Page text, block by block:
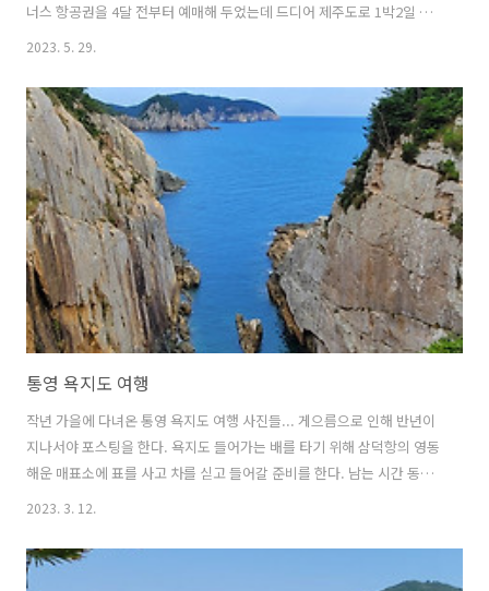
너스 항공권을 4달 전부터 예매해 두었는데 드디어 제주도로 1박2일 여
행을 다녀왔다. 오랜만에 비행기 창가에서 예쁜 구름 사진도 찍어주고...
행기를 타고 갔기 때문에 아침식사부터 해결하러 골막식당에서 고기국
수를 먹었다. 처음으로 들린 곳은 곽지해수욕장. 에메랄드빛 푸른 바다를
보니 약간은 힐링이 되는 느낌이었다. 다음은 웨이뷰라는 카페에서 베이
커리와 커피를 후식으로 먹으면서 노란 유채꽃밭 풍경도 즐기고... 실내
는 노출 콘크리트의 심플하고 넓은 인테리어 형태로 되어 있다. 후식을
즐기고 다음으로 ..
2023. 5. 29.
통영 욕지도 여행
작년 가을에 다녀온 통영 욕지도 여행 사진들... 게으름으로 인해 반년이
지나서야 포스팅을 한다. 욕지도 들어가는 배를 타기 위해 삼덕항의 영동
해운 매표소에 표를 사고 차를 싣고 들어갈 준비를 한다. 남는 시간 동안
은 펜션블루씨 앞의 출렁다리 두번째도 출렁다리, 네이버지도 상에 출렁
다리입구로 검색되는 곳이다. 출렁다리 위에서 내려다본 입구 욕지고메
2023. 3. 12.